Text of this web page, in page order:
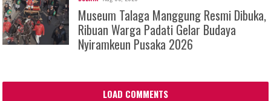
Museum Talaga Manggung Resmi Dibuka,
Ribuan Warga Padati Gelar Budaya
Nyiramkeun Pusaka 2026
LOAD COMMENTS